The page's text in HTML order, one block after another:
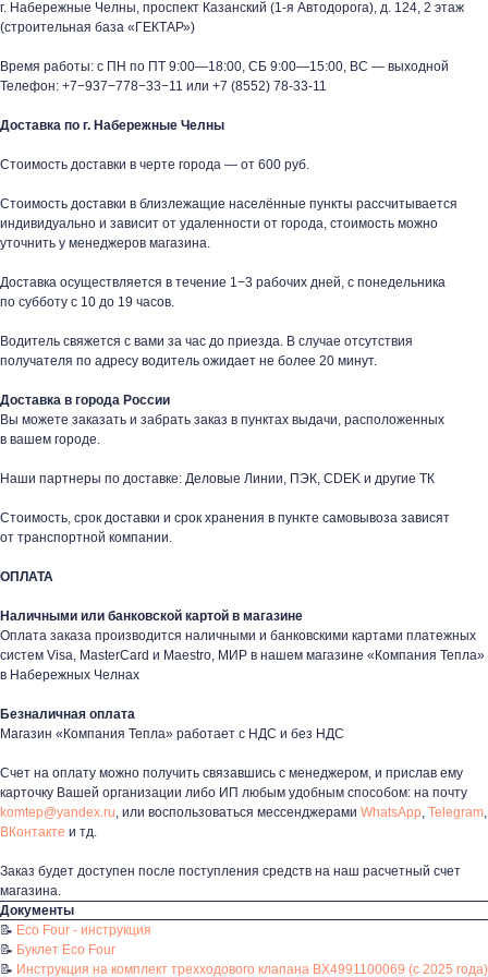
г. Набережные Челны, проспект Казанский (1-я Автодорога), д. 124, 2 этаж
(строительная база «ГЕКТАР»)
Время работы: с ПН по ПТ 9:00—18:00, СБ 9:00—15:00, ВС — выходной
Телефон: +7−937−778−33−11 или +7 (8552) 78-33-11
Доставка по г. Набережные Челны
Стоимость доставки в черте города — от 600 руб.
Стоимость доставки в близлежащие населённые пункты рассчитывается
индивидуально и зависит от удаленности от города, стоимость можно
уточнить у менеджеров магазина.
Доставка осуществляется в течение 1−3 рабочих дней, с понедельника
по субботу с 10 до 19 часов.
Водитель свяжется с вами за час до приезда. В случае отсутствия
получателя по адресу водитель ожидает не более 20 минут.
Доставка в города России
Вы можете заказать и забрать заказ в пунктах выдачи, расположенных
в вашем городе.
Наши партнеры по доставке: Деловые Линии, ПЭК, CDEK и другие ТК
Стоимость, срок доставки и срок хранения в пункте самовывоза зависят
от транспортной компании.
ОПЛАТА
Наличными или банковской картой в магазине
Оплата заказа производится наличными и банковскими картами платежных
систем Visa, MasterCard и Maestro, МИР в нашем магазине «Компания Тепла»
в Набережных Челнах
Безналичная оплата
Магазин «Компания Тепла» работает с НДС и без НДС
Счет на оплату можно получить связавшись с менеджером, и прислав ему
карточку Вашей организации либо ИП любым удобным способом: на почту
komtep@yandex.ru, или воспользоваться мессенджерами WhatsApp, Telegram,
ВКонтакте и тд.
Заказ будет доступен после поступления средств на наш расчетный счет
магазина.
Документы
📝 Eco Four - инструкция
📝 Буклет Eco Four
📝 Инструкция на комплект трехходового клапана BX4991100069 (c 2025 года)
Данный интернет‑сайт носит информационный характер и ни
при каких условиях не является публичной офертой в
соответствии со ст. 437 (2) ГК РФ. Для получения подробной
информации о наличии и стоимости товаров/услуг обратитесь
Пн-Пт: 8:00 - 17:00
Сб: 8:00 - 14:00
Почта: komtep@yandex.ru
Челны, проспект Казанский, д. 124
Каталог О компании Акции